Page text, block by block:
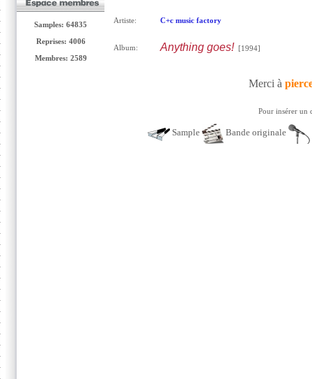
Samples: 64835
Reprises: 4006
Membres: 2589
Artiste: C+c music factory
Album: Anything goes![1994]
Merci à
Pour insérer un
Sample Bande originale